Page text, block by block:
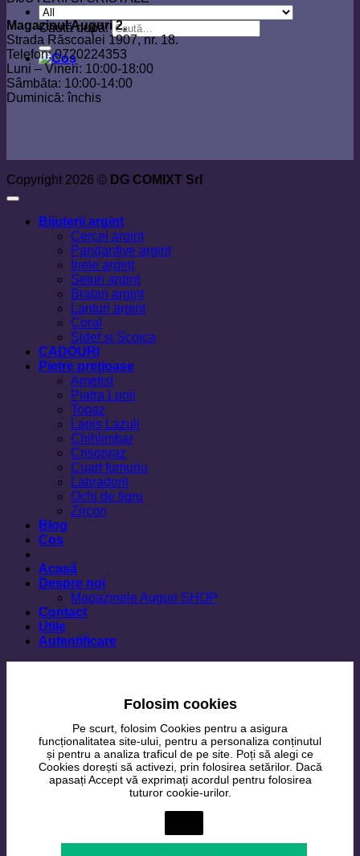
Caută după:
Magazinul Auguri 2,
Strada Răscoalei 1907, nr. 18.
Telefon: 0720224353
Luni – Vineri: 10:00-18:00
Sâmbăta: 10:00-14:00
Duminică: închis
Copyright 2026 © DG COMIXT Srl
Bijuterii argint
Cercei argint
Pandantive argint
Inele argint
Seturi argint
Bratari argint
Lanturi argint
Coral
Sidef si Scoica
CADOURI
Pietre prețioase
Ametist
Piatra Lunii
Topaz
Lapis Lazuli
Chihlimbar
Crisopraz
Cuart fumuriu
Labradorit
Ochi de tigru
Zircon
Blog
Cos
Acasă
Despre noi
Magazinele Auguri SHOP
Contact
Utile
Autentificare
Folosim cookies
Pe scurt, folosim Cookies pentru a asigura
funcționalitatea site-ului, pentru a personaliza conținutul
și pentru a analiza traficul de pe site. Poți să alegi ce
Cookies dorești să activezi, prin folosirea setărilor. Dacă
apasați Accept vă exprimați acordul pentru folosirea
tuturor cookie-urilor.